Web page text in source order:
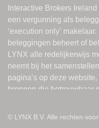
© LYNX B.V. Alle rechten